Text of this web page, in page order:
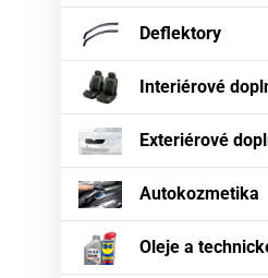
Deflektory
Interiérové
Exteriérové
Autokozmetika
Oleje a